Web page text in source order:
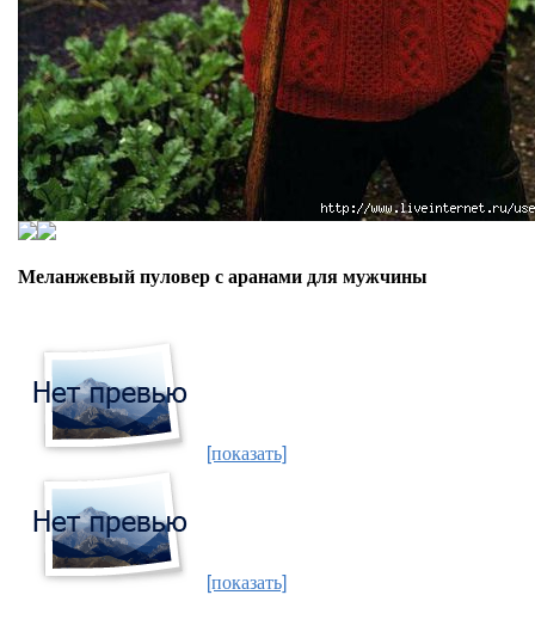
Меланжевый пуловер с аранами для мужчины
[показать]
[показать]